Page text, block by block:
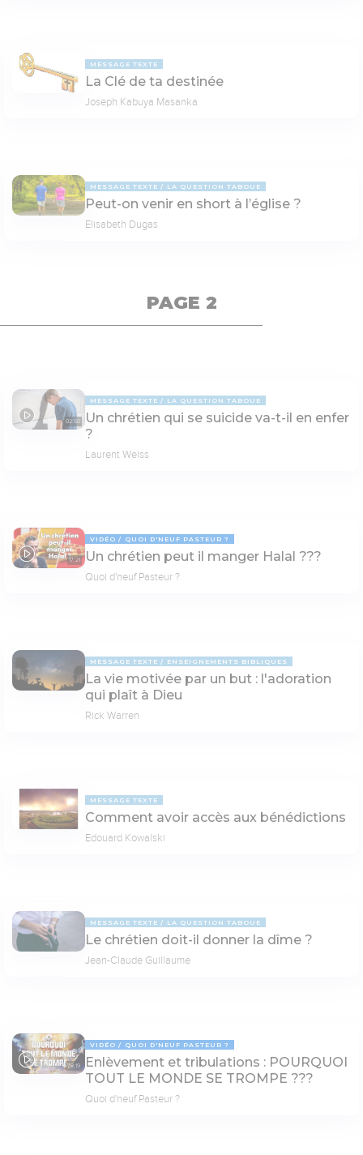
MESSAGE TEXTE
La Clé de ta destinée
Joseph Kabuya Masanka
MESSAGE TEXTE LA QUESTION TABOUE
Peut-on venir en short à l’église ?
Elisabeth Dugas
PAGE 2
02:50
MESSAGE TEXTE LA QUESTION TABOUE
Un chrétien qui se suicide va-t-il en enfer
?
Laurent Weiss
17:21
VIDÉO QUOI D'NEUF PASTEUR ?
Un chrétien peut il manger Halal ???
Quoi d'neuf Pasteur ?
MESSAGE TEXTE ENSEIGNEMENTS BIBLIQUES
La vie motivée par un but : l'adoration
qui plaît à Dieu
Rick Warren
MESSAGE TEXTE
Comment avoir accès aux bénédictions
Edouard Kowalski
MESSAGE TEXTE LA QUESTION TABOUE
Le chrétien doit-il donner la dîme ?
Jean-Claude Guillaume
78:19
VIDÉO QUOI D'NEUF PASTEUR ?
Enlèvement et tribulations : POURQUOI
TOUT LE MONDE SE TROMPE ???
Quoi d'neuf Pasteur ?